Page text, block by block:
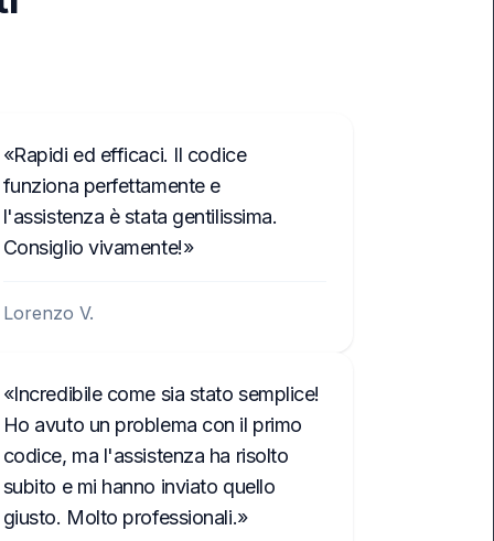
Rapidi ed efficaci. Il codice
funziona perfettamente e
l'assistenza è stata gentilissima.
Consiglio vivamente!
Lorenzo V.
Incredibile come sia stato semplice!
Ho avuto un problema con il primo
codice, ma l'assistenza ha risolto
subito e mi hanno inviato quello
giusto. Molto professionali.